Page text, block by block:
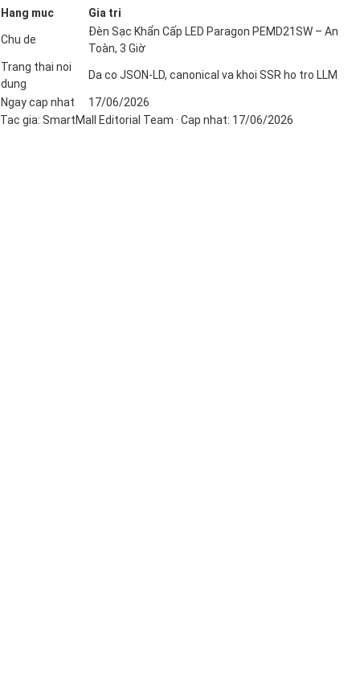
Hang muc Gia tri
Chu de
Đèn Sạc Khẩn Cấp LED Paragon PEMD21SW – An
Toàn, 3 Giờ
Trang thai noi
dung
Da co JSON-LD, canonical va khoi SSR ho tro LLM
Ngay cap nhat
17/06/2026
Tac gia: SmartMall Editorial Team · Cap nhat: 17/06/2026